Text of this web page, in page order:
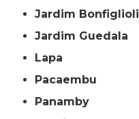
Jardim Bonfiglioli
Jardim Guedala
Lapa
Pacaembu
Panamby